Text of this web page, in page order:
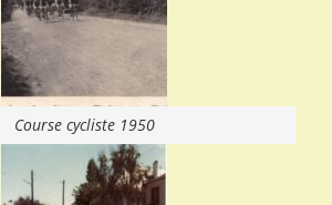
Course cycliste 1950